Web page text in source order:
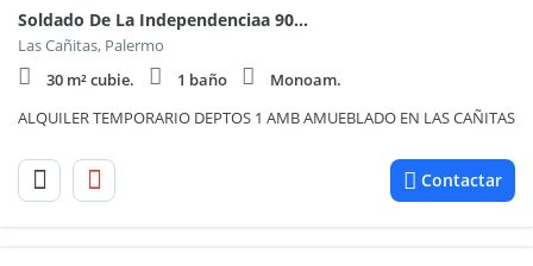
Soldado De La Independenciaa 900, Las Cañitas
Las Cañitas, Palermo
30 m² cubie.
1 baño
Monoam.
ALQUILER TEMPORARIO DEPTOS 1 AMB AMUEBLADO EN LAS CAÑITAS
Contactar